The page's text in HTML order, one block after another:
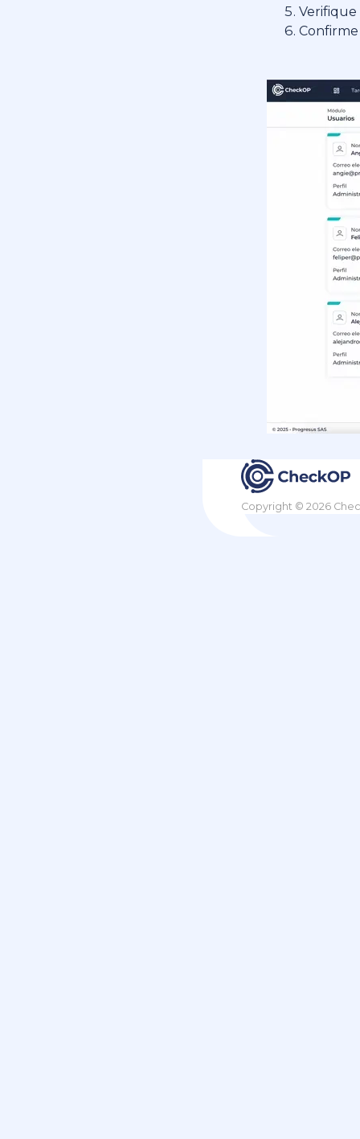
Verifique
Copyright © 2026